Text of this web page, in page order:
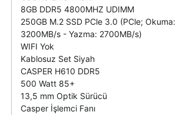
8GB DDR5 4800MHZ UDIMM
250GB M.2 SSD PCle 3.0 (PCle; Okuma:
3200MB/s - Yazma: 2700MB/s)
WIFI Yok
Kablosuz Set Siyah
CASPER H610 DDR5
500 Watt 85+
13,5 mm Optik Sürücü
Casper İşlemci Fanı